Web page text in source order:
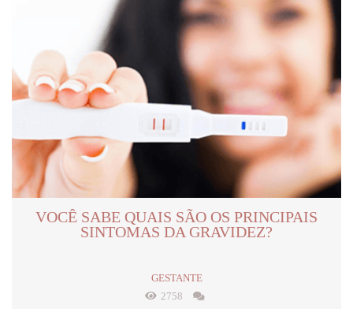
VOCÊ SABE QUAIS SÃO OS PRINCIPAIS
SINTOMAS DA GRAVIDEZ?
GESTANTE
2758